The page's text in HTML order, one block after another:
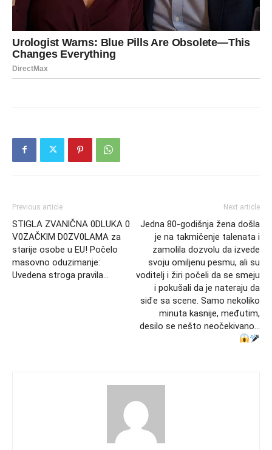
Previous article
STlGLA ZVANlČNA 0DLUKA 0
V0ZAČKlM D0ZV0LAMA za
starije osobe u EU! Počelo
masovno oduzimanje:
Uvedena stroga pravila…
Next article
Jedna 80-godišnja žena došla
je na takmičenje talenata i
zamolila dozvolu da izvede
svoju omiljenu pesmu, ali su
voditelj i žiri počeli da se smeju
i pokušali da je nateraju da
siđe sa scene. Samo nekoliko
minuta kasnije, međutim,
desilo se nešto neočekivano…